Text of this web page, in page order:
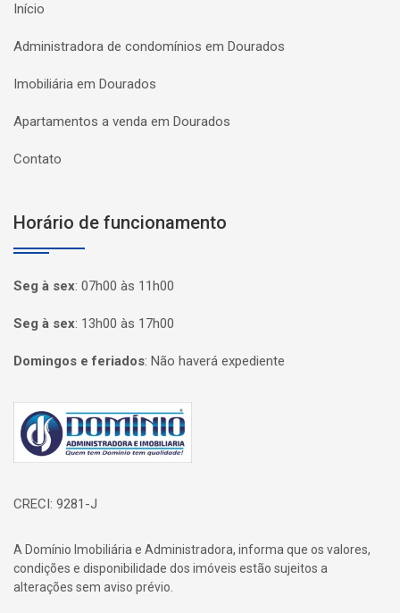
Início
Administradora de condomínios em Dourados
Imobiliária em Dourados
Apartamentos a venda em Dourados
Contato
Horário de funcionamento
Seg à sex: 07h00 às 11h00
Seg à sex: 13h00 às 17h00
Domingos e feriados: Não haverá expediente
Página inicial
CRECI: 9281-J
A Domínio Imobiliária e Administradora, informa que os valores,
condições e disponibilidade dos imóveis estão sujeitos a
alterações sem aviso prévio.